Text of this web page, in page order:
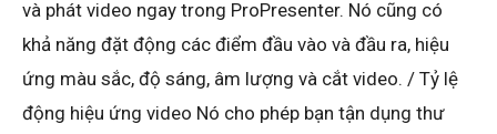
và phát video ngay trong ProPresenter. Nó cũng có
khả năng đặt động các điểm đầu vào và đầu ra, hiệu
ứng màu sắc, độ sáng, âm lượng và cắt video. / Tỷ lệ
động hiệu ứng video Nó cho phép bạn tận dụng thư